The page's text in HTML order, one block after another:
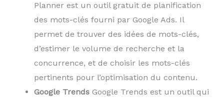
Planner est un outil gratuit de planification
des mots-clés fourni par Google Ads. Il
permet de trouver des idées de mots-clés,
d’estimer le volume de recherche et la
concurrence, et de choisir les mots-clés
pertinents pour l’optimisation du contenu.
Google Trends Google Trends est un outil qui